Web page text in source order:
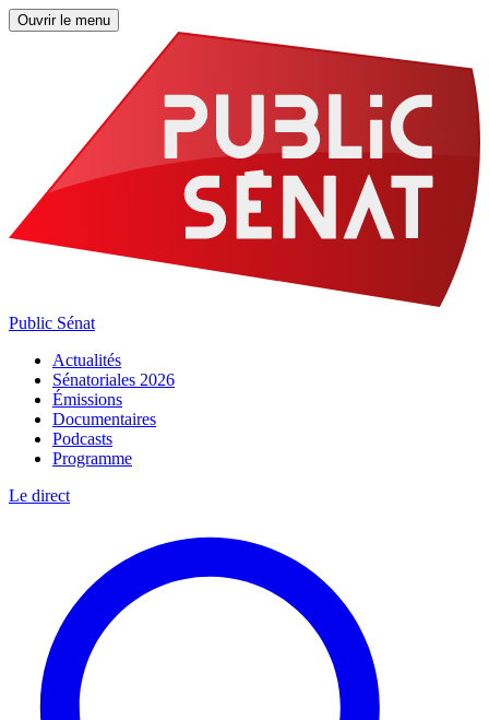
Ouvrir le menu
Public Sénat
Actualités
Sénatoriales 2026
Émissions
Documentaires
Podcasts
Programme
Le direct